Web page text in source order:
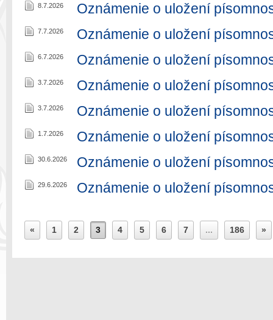
8.7.2026 Oznámenie o uložení
7.7.2026 Oznámenie o uložení
6.7.2026 Oznámenie o uložení
3.7.2026 Oznámenie o uložení
3.7.2026 Oznámenie o uložení
1.7.2026 Oznámenie o uložení
30.6.2026 Oznámenie o uložení
29.6.2026 Oznámenie o uložení
« 1 2 3 4 5 6 7 ... 186 »